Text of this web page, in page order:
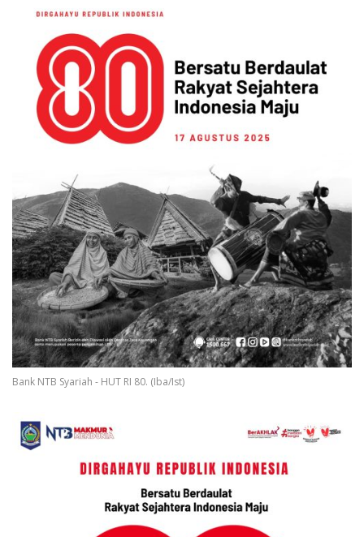
Bank NTB Syariah - HUT RI 80. (Iba/Ist)